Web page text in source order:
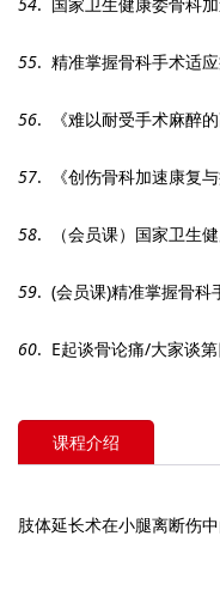
55. 精准掌握骨科手术适
56. 《难以耐受手术麻醉的高龄
57. 《创伤骨科加速康复
58. （会员课）国家卫生健康委骨科加速康复
59. (会员课)精准掌握骨科手
60. E起谈骨论痛/大家谈
课程介绍
肢体延长术在小腿离断伤